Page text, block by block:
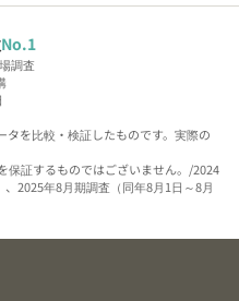
No.1
調査
を比較・検証したものです。実際の
保証するものではございません。/2024
2025年8月期調査（同年8月1日～8月